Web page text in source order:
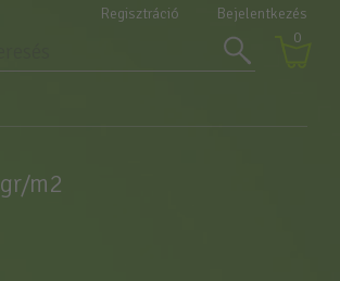
Regisztráció
Bejelentkezés
0
m2